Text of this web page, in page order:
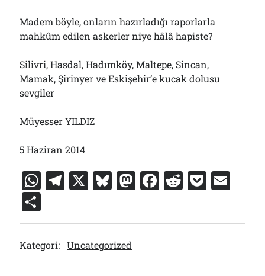
Madem böyle, onların hazırladığı raporlarla
mahkûm edilen askerler niye hâlâ hapiste?
Silivri, Hasdal, Hadımköy, Maltepe, Sincan,
Mamak, Şirinyer ve Eskişehir’e kucak dolusu
sevgiler
Müyesser YILDIZ
5 Haziran 2014
W
at
s
A
T
e
gr
a
X Bl
e
s
k
M
st
F
c
R
d
P
c ai
h
ar
e
Kategori: Uncategorized